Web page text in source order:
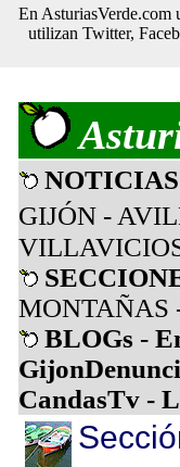
NOTICIAS
GIJÓN -
MONTAÑAS
BLOGs -
CandasTv -
En AsturiasVerde.com
utilizan Twitter,